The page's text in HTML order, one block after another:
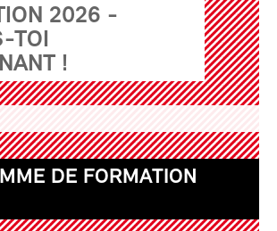
2026 -
TOI
!
DE FORMATION